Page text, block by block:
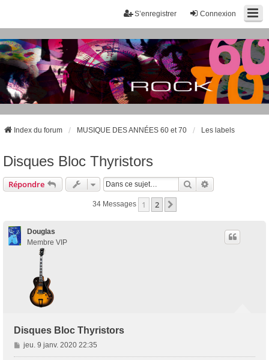
Connexion
S’enregistrer
Index du forum MUSIQUE DES ANNÉES 60 et 70 Les labels
Disques Bloc Thyristors
Répondre Rechercher
34 Messages 1 2
Douglas
Membre VIP
Disques Bloc Thyristors
M
e
jeu. 9 janv. 2020 22:35